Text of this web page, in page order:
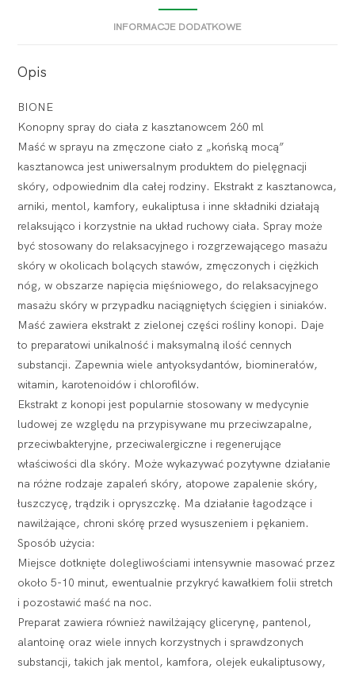
INFORMACJE DODATKOWE
Opis
BIONE
Konopny spray do ciała z kasztanowcem 260 ml
Maść w sprayu na zmęczone ciało z „końską mocą”
kasztanowca jest uniwersalnym produktem do pielęgnacji
skóry, odpowiednim dla całej rodziny. Ekstrakt z kasztanowca,
arniki, mentol, kamfory, eukaliptusa i inne składniki działają
relaksująco i korzystnie na układ ruchowy ciała. Spray może
być stosowany do relaksacyjnego i rozgrzewającego masażu
skóry w okolicach bolących stawów, zmęczonych i ciężkich
nóg, w obszarze napięcia mięśniowego, do relaksacyjnego
masażu skóry w przypadku naciągniętych ścięgien i siniaków.
Maść zawiera ekstrakt z zielonej części rośliny konopi. Daje
to preparatowi unikalność i maksymalną ilość cennych
substancji. Zapewnia wiele antyoksydantów, biominerałów,
witamin, karotenoidów i chlorofilów.
Ekstrakt z konopi jest popularnie stosowany w medycynie
ludowej ze względu na przypisywane mu przeciwzapalne,
przeciwbakteryjne, przeciwalergiczne i regenerujące
właściwości dla skóry. Może wykazywać pozytywne działanie
na różne rodzaje zapaleń skóry, atopowe zapalenie skóry,
łuszczycę, trądzik i opryszczkę. Ma działanie łagodzące i
nawilżające, chroni skórę przed wysuszeniem i pękaniem.
Sposób użycia:
Miejsce dotknięte dolegliwościami intensywnie masować przez
około 5-10 minut, ewentualnie przykryć kawałkiem folii stretch
i pozostawić maść na noc.
Preparat zawiera również nawilżający glicerynę, pantenol,
alantoinę oraz wiele innych korzystnych i sprawdzonych
substancji, takich jak mentol, kamfora, olejek eukaliptusowy,